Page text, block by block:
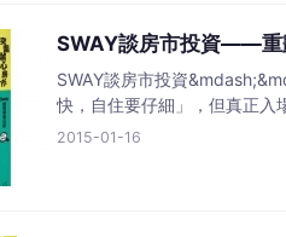
SWAY談房市投資——重
SWAY談房市投資
快，自住要仔細」，但真正入
2015-01-16